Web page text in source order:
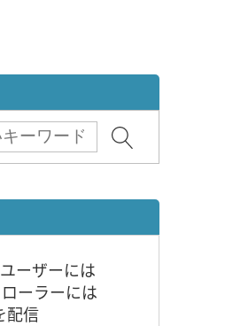
ーザーには
ーラーには
配信